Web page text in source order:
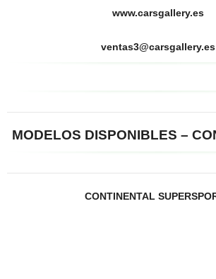
www.carsgallery.es
ventas3@carsgallery.es
MODELOS DISPONIBLES –
CONTINENTAL